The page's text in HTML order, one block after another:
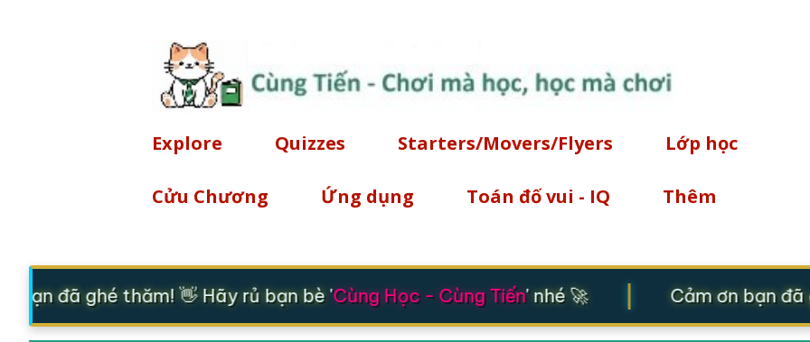
Explore Quizzes Starters/Movers/Flyers Lớp học
Cửu Chương Ứng dụng Toán đố vui - IQ Thêm
bạn đã ghé thăm! 👋 Hãy rủ bạn bè 'Cùng Học - Cùng Tiến' nhé 🚀 Cảm ơn bạn đã